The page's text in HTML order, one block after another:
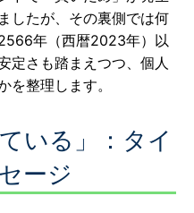
したが、その裏側では何
年（西暦2023年）以
定さも踏まえつつ、個人
を整理します。
いる」：タイ
ージ